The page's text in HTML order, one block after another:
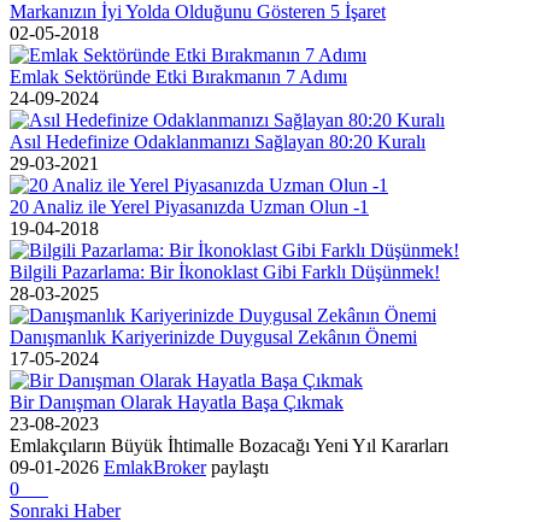
Markanızın İyi Yolda Olduğunu Gösteren 5 İşaret
02-05-2018
Emlak Sektöründe Etki Bırakmanın 7 Adımı
24-09-2024
Asıl Hedefinize Odaklanmanızı Sağlayan 80:20 Kuralı
29-03-2021
20 Analiz ile Yerel Piyasanızda Uzman Olun -1
19-04-2018
Bilgili Pazarlama: Bir İkonoklast Gibi Farklı Düşünmek!
28-03-2025
Danışmanlık Kariyerinizde Duygusal Zekânın Önemi
17-05-2024
Bir Danışman Olarak Hayatla Başa Çıkmak
23-08-2023
Emlakçıların Büyük İhtimalle Bozacağı Yeni Yıl Kararları
09-01-2026 EmlakBroker paylaştı
0
Sonraki Haber